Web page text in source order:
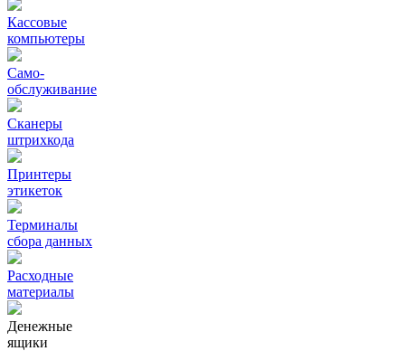
Кассовые
компьютеры
Само-
обслуживание
Сканеры
штрихкода
Принтеры
этикеток
Терминалы
сбора данных
Расходные
материалы
Денежные
ящики